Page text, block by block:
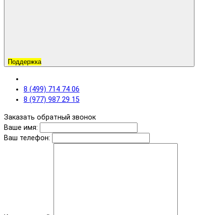
Поддержка
8 (499) 714 74 06
8 (977) 987 29 15
Заказать обратный звонок
Ваше имя:
Ваш телефон: